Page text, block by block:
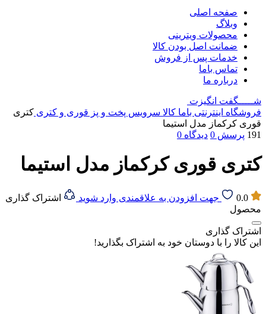
صفحه اصلی
وبلاگ
محصولات ویترینی
ضمانت اصل بودن کالا
خدمات پس از فروش
تماس باما
درباره ما
شـــــگفت انگیزت
فروشگاه اینترنتی باما کالا سرویس پخت و پز قوری و کتری کتری
قوری کرکماز مدل استیما
191 پرسش 0 دیدگاه 0
کتری قوری کرکماز مدل استیما
0.0 جهت افزودن به علاقمندی وارد شوید
اشتراک گذاری
محصول
اشتراک گذاری
این کالا را با دوستان خود به اشتراک بگذارید!